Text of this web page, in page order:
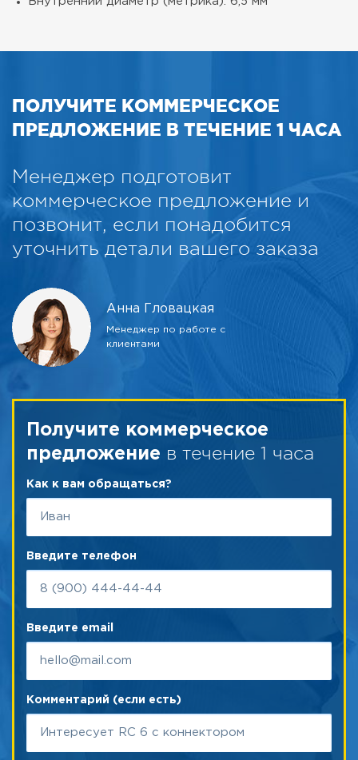
ПОЛУЧИТЕ КОММЕРЧЕСКОЕ
ПРЕДЛОЖЕНИЕ В ТЕЧЕНИЕ 1 ЧАСА
Менеджер подготовит
коммерческое предложение и
позвонит, если понадобится
уточнить детали вашего заказа
Анна Гловацкая
Менеджер по работе с
клиентами
Получите коммерческое
предложение в течение 1 часа
Как к вам обращаться?
Введите телефон
Введите email
Комментарий (если есть)